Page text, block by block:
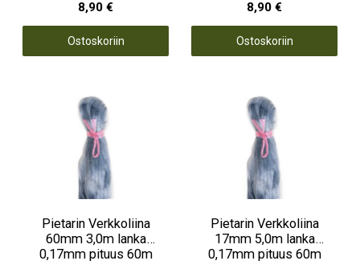
8,90 €
Ostoskoriin
8,90 €
Ostoskoriin
Pietarin Verkkoliina
60mm 3,0m lanka
0,17mm pituus 60m
Pietarin Verkkoliina
17mm 5,0m lanka
0,17mm pituus 60m